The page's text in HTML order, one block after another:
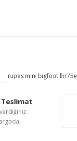
rupes mini bigfoot lhr75e
Teslimat